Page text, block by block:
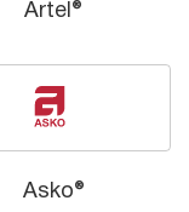
Artel®
Asko®